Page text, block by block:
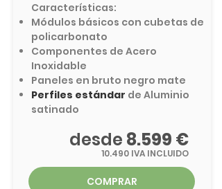
Características:
Módulos básicos con cubetas de
policarbonato
​Componentes de Acero
Inoxidable
Paneles en bruto negro mate
Perfiles estándar de Aluminio
satinado
10.490 IVA INCLUIDO
desde 8.599 €
COMPRAR